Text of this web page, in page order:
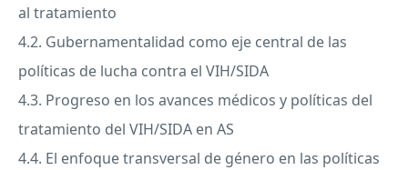
al tratamiento
4.2. Gubernamentalidad como eje central de las
políticas de lucha contra el VIH/SIDA
4.3. Progreso en los avances médicos y políticas del
tratamiento del VIH/SIDA en AS
4.4. El enfoque transversal de género en las políticas